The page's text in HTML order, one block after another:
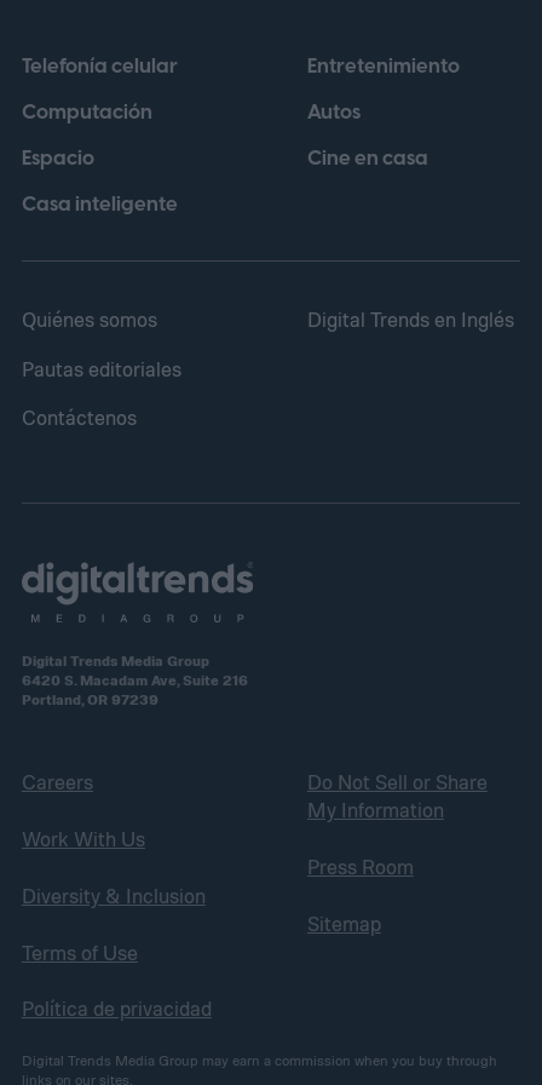
tener sentido una vez que ves lo que
ocurre dentro.
Telefonía celular
Computación
Espacio
Casa inteligente
Entretenimiento
Autos
Cine en casa
Quiénes somos
Pautas editoriales
Contáctenos
Digital Trends en Inglés
Digital Trends Media Group
6420 S. Macadam Ave, Suite 216
Portland, OR 97239
Careers
Work With Us
Diversity & Inclusion
Terms of Use
Política de privacidad
Do Not Sell or Share
My Information
Press Room
Sitemap
Digital Trends Media Group may earn a commission when you buy through
links on our sites.